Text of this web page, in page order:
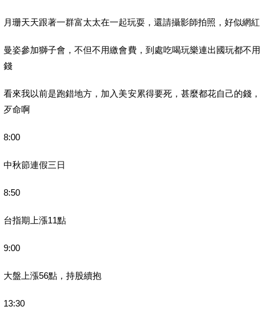
月珊天天跟著一群富太太在一起玩耍，還請攝影師拍照，好似網紅
曼姿參加獅子會，不但不用繳會費，到處吃喝玩樂連出國玩都不用
錢
看來我以前是跑錯地方，加入美安累得要死，甚麼都花自己的錢，
歹命啊
8:00
中秋節連假三日
8:50
台指期上漲11點
9:00
大盤上漲56點，持股續抱
13:30